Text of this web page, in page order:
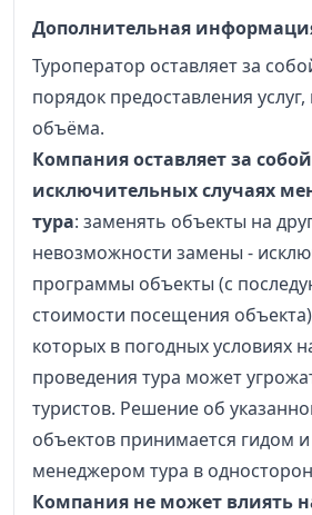
Дополнительная
Туроператор оставляет за
порядок предоставления
объёма.
Компания оставляет за
исключительных случаях
тура: заменять объекты на
невозможности замены -
программы объекты (с
стоимости посещения
которых в погодных условиях
проведения тура может
туристов. Решение об
объектов принимается гидом
менеджером тура в
Компания не может влиять